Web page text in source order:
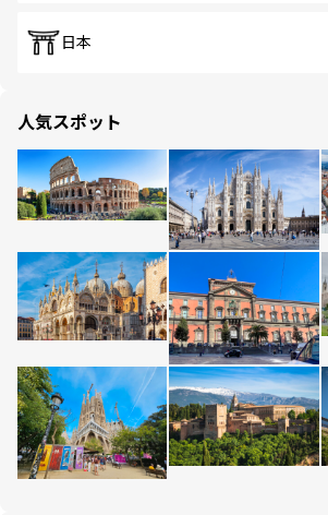
日本
人気スポット